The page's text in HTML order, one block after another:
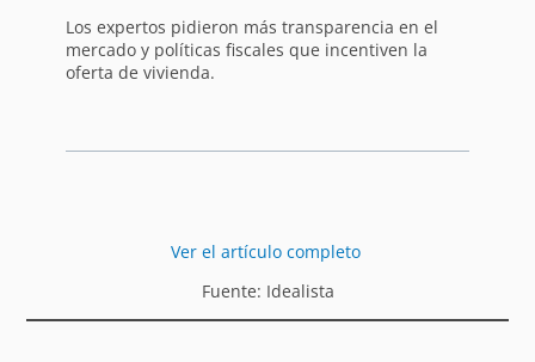
Los expertos pidieron más transparencia en el
mercado y políticas fiscales que incentiven la
oferta de vivienda.
Ver el artículo completo
Fuente: Idealista